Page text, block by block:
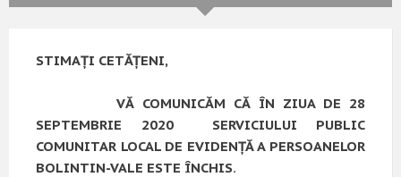
STIMAȚI CETĂȚENI,
VĂ COMUNICĂM CĂ ÎN ZIUA DE 28
SEPTEMBRIE 2020SERVICIULUI PUBLIC
COMUNITAR LOCAL DE EVIDENȚĂ A PERSOANELOR
BOLINTIN-VALE ESTE ÎNCHIS.